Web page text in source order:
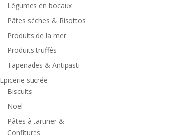
Légumes en bocaux
Pâtes sèches & Risottos
Produits de la mer
Produits truffés
Tapenades & Antipasti
Epicerie sucrée
Biscuits
Noël
Pâtes à tartiner &
Confitures